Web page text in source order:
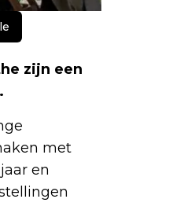
zijn een
met
en